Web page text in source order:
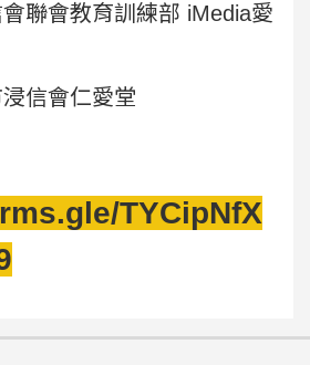
聯會教育訓練部 iMedia愛
信會仁愛堂
TYCipNfX